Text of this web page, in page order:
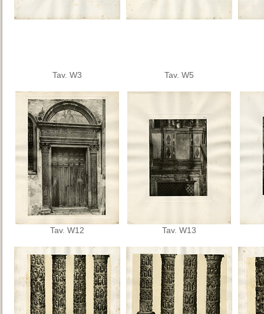
Tav. W3 Tav. W5
Tav. W12 Tav. W13